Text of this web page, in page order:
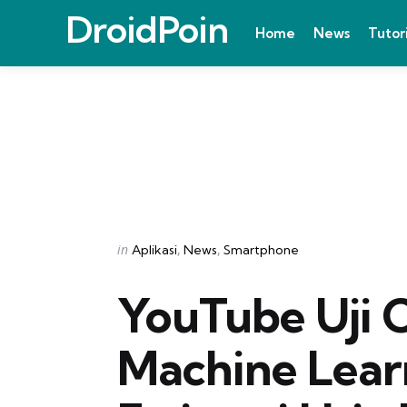
DroidPoin Home News
Categories
Posted
in Aplikasi News Smartphone
YouTube Uji
Machine